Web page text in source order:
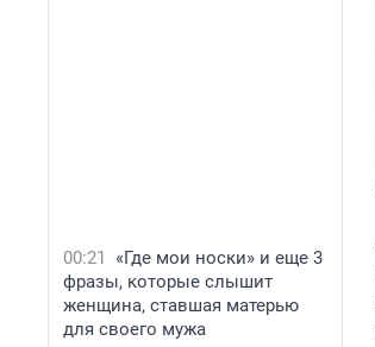
00:21
«Где мои носки» и еще 3
фразы, которые слышит
женщина, ставшая матерью
для своего мужа